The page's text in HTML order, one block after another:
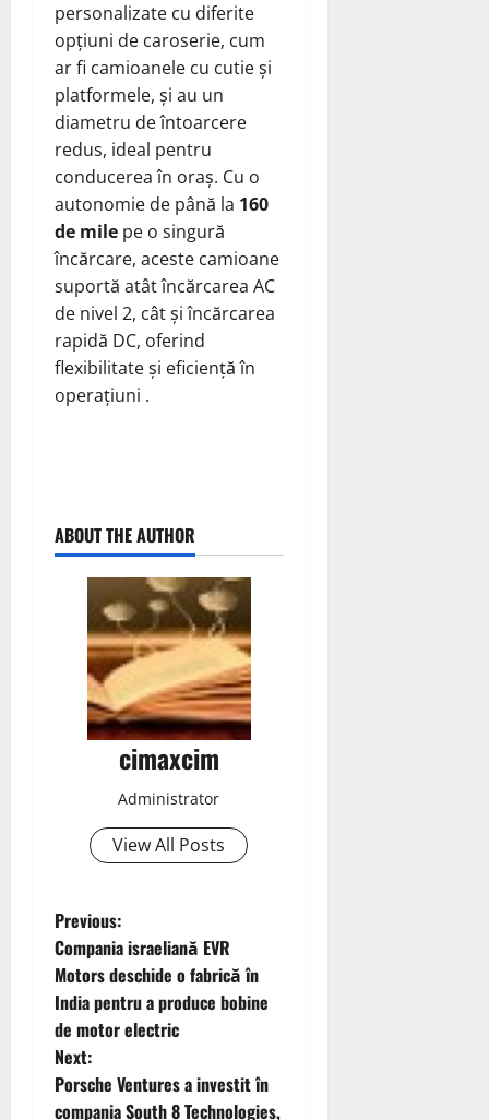
personalizate cu diferite
opțiuni de caroserie, cum
ar fi camioanele cu cutie și
platformele, și au un
diametru de întoarcere
redus, ideal pentru
conducerea în oraș. Cu o
autonomie de până la 160
de mile pe o singură
încărcare, aceste camioane
suportă atât încărcarea AC
de nivel 2, cât și încărcarea
rapidă DC, oferind
flexibilitate și eficiență în
operațiuni .
ABOUT THE AUTHOR
cimaxcim
Administrator
View All Posts
P
o
s
t
Previous:
Compania israeliană EVR
Motors deschide o fabrică în
India pentru a produce bobine
de motor electric
Next:
Porsche Ventures a investit în
compania South 8 Technologies,